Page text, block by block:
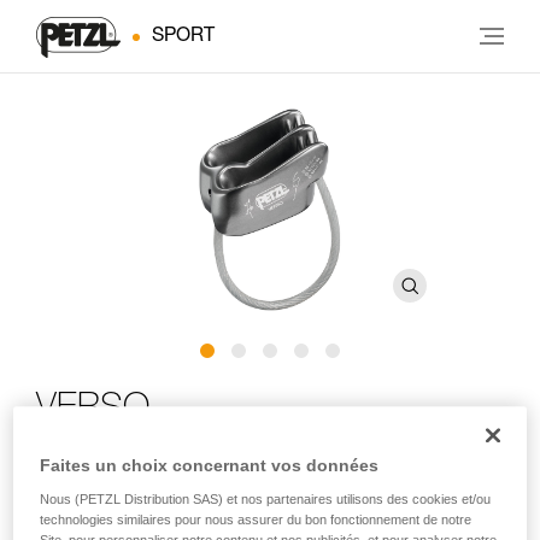
SPORT
VERSO
Assureur-descendeur compact et léger pour une
utilisation avec un ou deux brins de corde et permettant
la descente en rappel
Faites un choix concernant vos données
Nous (PETZL Distribution SAS) et nos partenaires utilisons des cookies et/ou
technologies similaires pour nous assurer du bon fonctionnement de notre